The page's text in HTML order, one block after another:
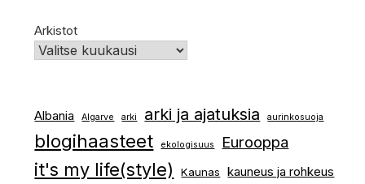
Arkistot
Albania Algarve arki arki ja ajatuksia aurinkosuoja
blogihaasteet ekologisuus Eurooppa
it's my life(style) Kaunas kauneus ja rohkeus